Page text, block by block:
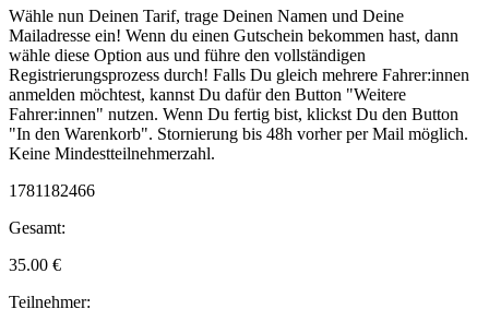
Wähle nun Deinen Tarif, trage Deinen Namen und Deine
Mailadresse ein! Wenn du einen Gutschein bekommen hast, dann
wähle diese Option aus und führe den vollständigen
Registrierungsprozess durch! Falls Du gleich mehrere Fahrer:innen
anmelden möchtest, kannst Du dafür den Button "Weitere
Fahrer:innen" nutzen. Wenn Du fertig bist, klickst Du den Button
"In den Warenkorb". Stornierung bis 48h vorher per Mail möglich.
Keine Mindestteilnehmerzahl.
1781182466
Gesamt:
35.00 €
Teilnehmer: